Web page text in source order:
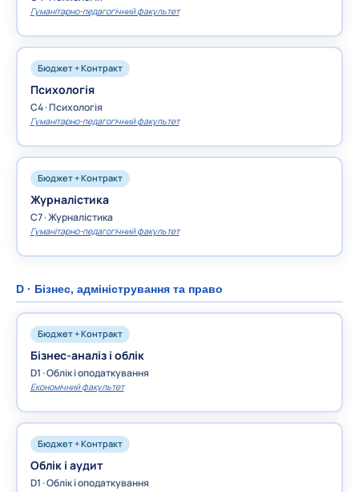
Гуманітарно-педагогічний факультет
Бюджет + Контракт
Психологія
C4 · Психологія
Гуманітарно-педагогічний факультет
Бюджет + Контракт
Журналістика
C7 · Журналістика
Гуманітарно-педагогічний факультет
D · Бізнес, адміністрування та право
Бюджет + Контракт
Бізнес-аналіз і облік
D1 · Облік і оподаткування
Економічний факультет
Бюджет + Контракт
Облік і аудит
D1 · Облік і оподаткування